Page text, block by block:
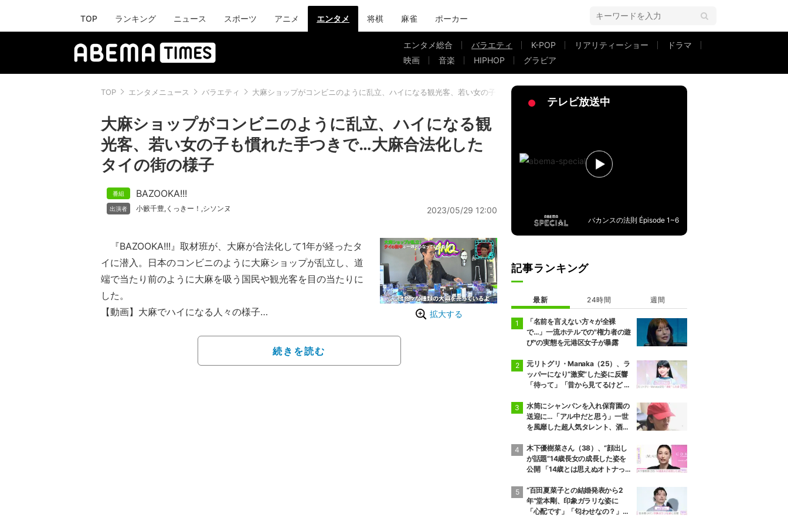
TOP ランキング ニュース スポーツ アニメ エンタメ 将棋 麻雀 ポーカー
エンタメ総合 バラエティ K-POP リアリティーショー
ドラマ
映画
音楽 HIPHOP グラビア
TOP エンタメニュース バラエティ 大麻ショップがコンビニのように乱立、ハイになる観光客、若い女の子も慣れた手つきで…大麻合法化したタイの街の様子
大麻ショップがコンビニのように乱立、ハイになる観
光客、若い女の子も慣れた手つきで…大麻合法化した
タイの街の様子
BAZOOKA!!!
小籔千豊, くっきー！ ,シソンヌ 2023/05/29 12:00
拡大する
『BAZOOKA!!!』取材班が、大麻が合法化して1年が経ったタ
イに潜入。日本のコンビニのように大麻ショップが乱立し、道
端で当たり前のように大麻を吸う国民や観光客を目の当たりに
した。
【動画】大麻でハイになる人々の様子
説」に敢えて首を突っ込んでいくジャーナリズムバラエティ。
MCを務めるのは小籔千豊、水原希子。レギュラーメンバーと
続きを読む
テレビ放送中
バカンスの法則 Épisode 1~6
記事ランキング
最新 24時間 週間
「名前を言えない方々が全裸
で…」一流ホテルでの"権力者の遊
び"の実態を元港区女子が暴露
元リトグリ・Manaka（25）、ラ
ッパーになり“激変”した姿に反響
「待って」「昔から見てるけど 最
水筒にシャンパンを入れ保育園の
送迎に…「アル中だと思う」一世
を風靡した超人気タレント、酒漬
木下優樹菜さん（38）、“顔出し
が話題”14歳長女の成長した姿を
公開 「14歳とは思えぬオトナっぽ
ぎる」など反響
“百田夏菜子との結婚発表から2
年”堂本剛、印象ガラリな姿に
「心配です」「匂わせなの？」な